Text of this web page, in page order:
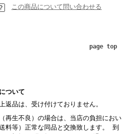
この商品について問い合わせる
page top
ついて
返品は、受け付けておりません。
再生不良）の場合は、当店の負担におい
料等）正常な同品と交換致します。 到